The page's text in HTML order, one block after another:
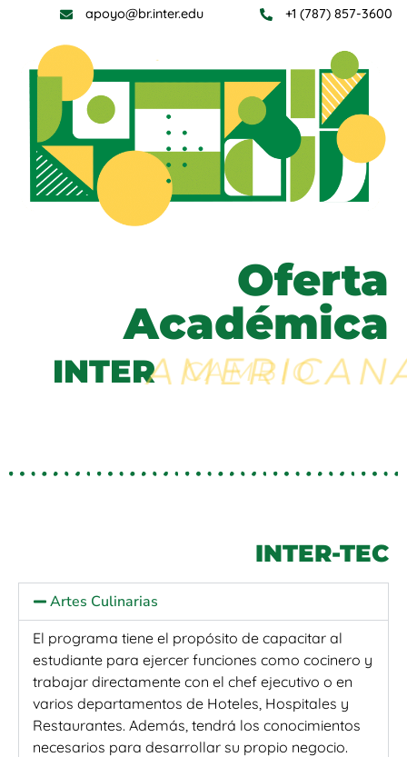
apoyo@br.inter.edu +1 (787) 857-3600
MENÚ
Oferta
Académica
INTER CAMBIO
AMERICANA
INTER-TEC
Artes Culinarias
El programa tiene el propósito de capacitar al
estudiante para ejercer funciones como cocinero y
trabajar directamente con el chef ejecutivo o en
varios departamentos de Hoteles, Hospitales y
Restaurantes. Además, tendrá los conocimientos
necesarios para desarrollar su propio negocio.